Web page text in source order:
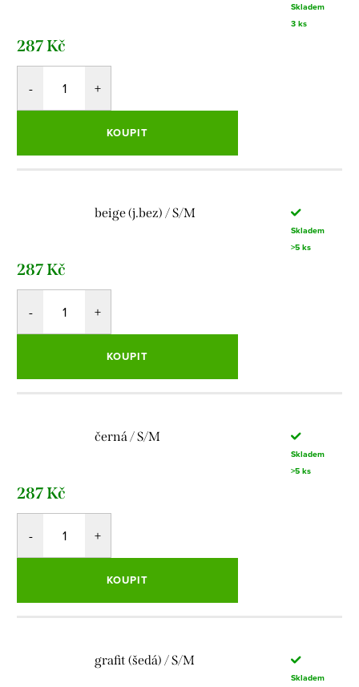
Skladem
3 ks
287 Kč
KOUPIT
beige (j.bez) / S/M
Skladem
>5 ks
287 Kč
KOUPIT
černá / S/M
Skladem
>5 ks
287 Kč
KOUPIT
grafit (šedá) / S/M
Skladem